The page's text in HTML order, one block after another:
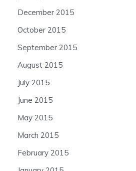
December 2015
October 2015
September 2015
August 2015
July 2015
June 2015
May 2015
March 2015
February 2015